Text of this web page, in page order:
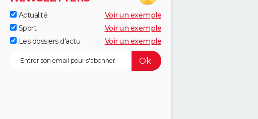
Actualité
Voir un exemple
Sport
Voir un exemple
Les dossiers d'actu
Voir un exemple